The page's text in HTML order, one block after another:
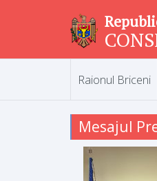
Raionul Briceni
Mesajul